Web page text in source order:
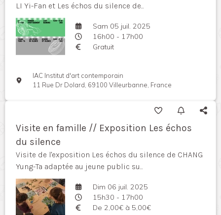
LI Yi-Fan et Les échos du silence de...
Sam 05 juil. 2025
16h00 - 17h00
Gratuit
IAC Institut d'art contemporain
11 Rue Dr Dolard, 69100 Villeurbanne, France
Visite en famille // Exposition Les échos
du silence
Visite de l'exposition Les échos du silence de CHANG
Yung-Ta adaptée au jeune public su...
Dim 06 juil. 2025
15h30 - 17h00
De 2,00€ à 5,00€